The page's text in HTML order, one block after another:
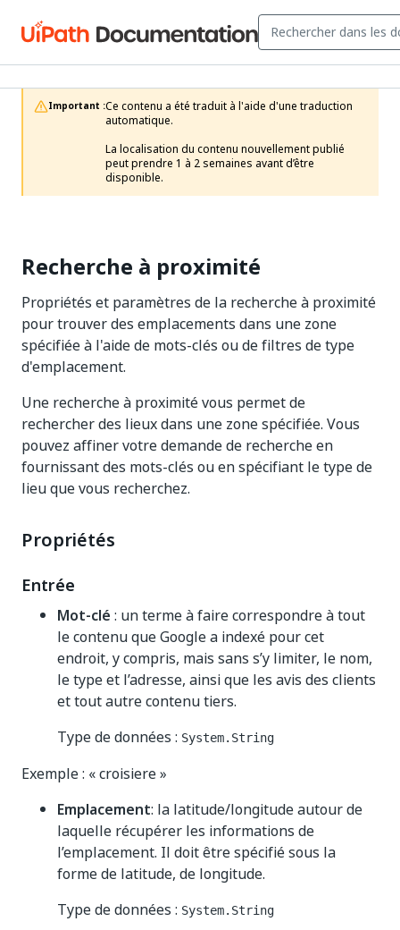
Important :Ce contenu a été traduit à l'aide d'une traduction
automatique.
La localisation du contenu nouvellement publié
peut prendre 1 à 2 semaines avant d’être
disponible.
Recherche à proximité
Propriétés et paramètres de la recherche à proximité
pour trouver des emplacements dans une zone
spécifiée à l'aide de mots-clés ou de filtres de type
d'emplacement.
Une recherche à proximité vous permet de
rechercher des lieux dans une zone spécifiée. Vous
pouvez affiner votre demande de recherche en
fournissant des mots-clés ou en spécifiant le type de
lieu que vous recherchez.
Propriétés
Entrée
Mot-clé : un terme à faire correspondre à tout
le contenu que Google a indexé pour cet
endroit, y compris, mais sans s’y limiter, le nom,
le type et l’adresse, ainsi que les avis des clients
et tout autre contenu tiers.
Type de données : System.String
Exemple : « croisiere »
Emplacement: la latitude/longitude autour de
laquelle récupérer les informations de
l’emplacement. Il doit être spécifié sous la
forme de latitude, de longitude.
Type de données : System.String